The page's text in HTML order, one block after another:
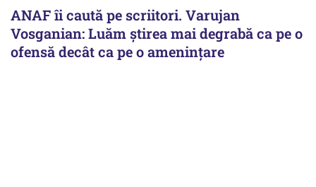
ANAF îi caută pe scriitori. Varujan
Vosganian: Luăm știrea mai degrabă ca pe o
ofensă decât ca pe o amenințare